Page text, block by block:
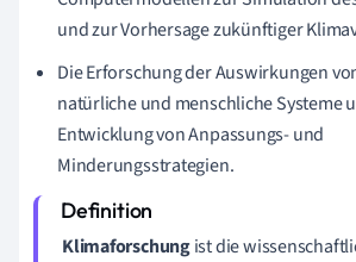
und zur Vorhersage zukünftiger
Die Erforschung der Auswirkungen
natürliche und menschliche Systeme
Entwicklung von Anpassungs- und
Minderungsstrategien.
Klimaforschungist die